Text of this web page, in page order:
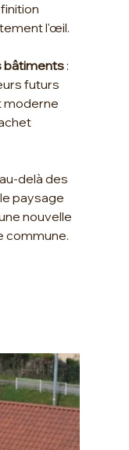
l'œil.
bâtiments :
futurs
moderne
delà des
paysage
nouvelle
commune.